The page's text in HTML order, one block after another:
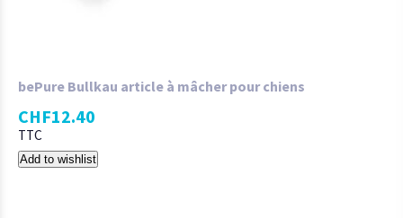
bePure Bullkau article à mâcher pour chiens
CHF12.40
TTC
Add to wishlist